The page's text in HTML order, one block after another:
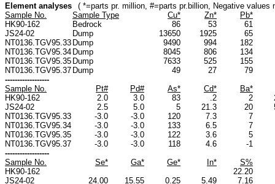
Element analyses
( *=parts pr. million, #=parts pr.billion, Negative values
Sample No.
Sample Type Cu* Zn*
Pb*
HK90-162
Bedrock 86 53
61
JS24-02
Dump 13650 1925
65
NT0136.TGV95.33 Dump 9490 994
182
NT0136.TGV95.34 Dump 8045 806
134
NT0136.TGV95.35 Dump 7633 525
155
NT0136.TGV95.37 Dump 49 27
79
------------------
Sample No.
Pt# Pd# As* Cd*
Ba*
HK90-162
2.0 3.0 83 .2 2
JS24-02
2.5 5.0 5 21.3 20
NT0136.TGV95.33
-3.0 -3.0 120 7.3
7
NT0136.TGV95.34
-3.0 -3.0 133 6.5
7
NT0136.TGV95.35
-3.0 -3.0 122 3.6
5
NT0136.TGV95.37
-3.0 -3.0 118 4.6
-1
------------------
Sample No.
Se* Ga* Ge* In*
S%
HK90-162
22.20
JS24-02
24.00 15.55 0.25 5.49
7.16